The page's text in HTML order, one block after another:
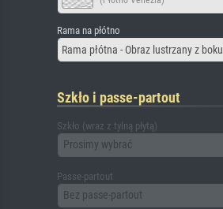
Rama na płótno
Rama płótna - Obraz lustrzany z boku
Szkło i passe-partout
Szkło (wraz z tylną płytą)
Prosimy wybrać
Passe-partout
Bez passe-partout